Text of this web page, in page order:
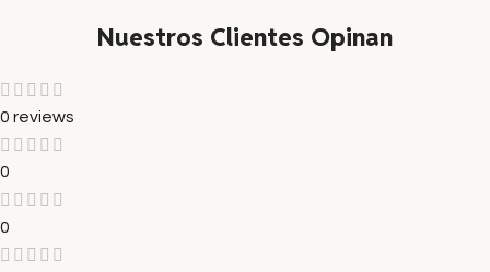
Nuestros Clientes Opinan
0 reviews
0
0